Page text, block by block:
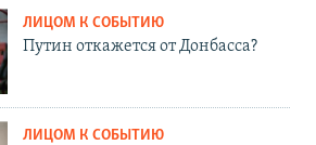
ЛИЦОМ К СОБЫТИЮ
Путин откажется от Донбасса?
ЛИЦОМ К СОБЫТИЮ